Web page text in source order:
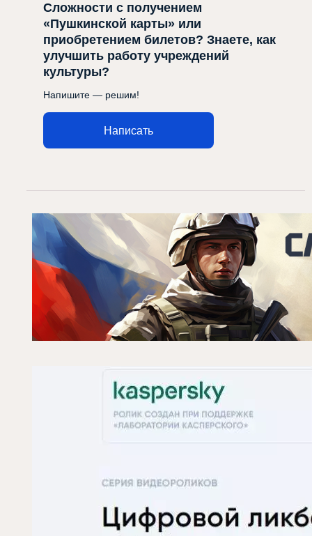
Сложности с получением
«Пушкинской карты» или
приобретением билетов? Знаете, как
улучшить работу учреждений
культуры?
Напишите — решим!
Написать